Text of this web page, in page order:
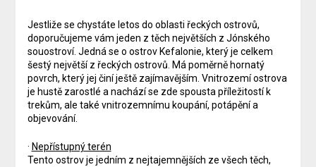
Jestliže se chystáte letos do oblasti řeckých ostrovů,
doporučujeme vám jeden z těch největších z Jónského
souostroví. Jedná se o ostrov Kefalonie, který je celkem
šestý největší z řeckých ostrovů. Má poměrně hornatý
povrch, který jej činí ještě zajímavějším. Vnitrozemí ostrova
je hustě zarostlé a nachází se zde spousta příležitostí k
trekům, ale také vnitrozemnímu koupání, potápění a
objevování.
· Nepřístupný terén
Tento ostrov je jedním z nejtajemnějších ze všech těch,